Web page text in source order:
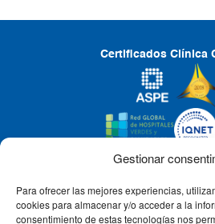
Gestionar
Para ofrecer las mejores experiencias,
cookies para almacenar y/o acceder a la
consentimiento de estas tecnologías nos
Certificados Clínica
CLÍNICA CEMTRO